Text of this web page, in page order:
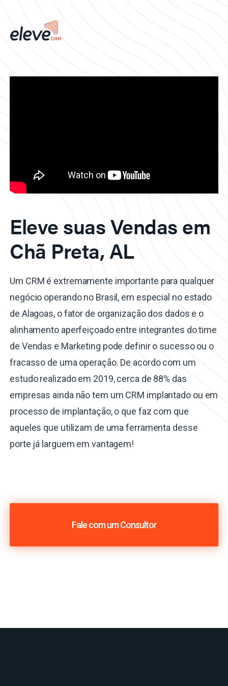
Eleve suas Vendas em
Chã Preta, AL
Um CRM é extremamente importante para qualquer
negócio operando no Brasil, em especial no estado
de Alagoas, o fator de organização dos dados e o
alinhamento aperfeiçoado entre integrantes do time
de Vendas e Marketing pode definir o sucesso ou o
fracasso de uma operação. De acordo com um
estudo realizado em 2019, cerca de 88% das
empresas ainda não tem um CRM implantado ou em
processo de implantação, o que faz com que
aqueles que utilizam de uma ferramenta desse
porte já larguem em vantagem!
Fale com um Consultor